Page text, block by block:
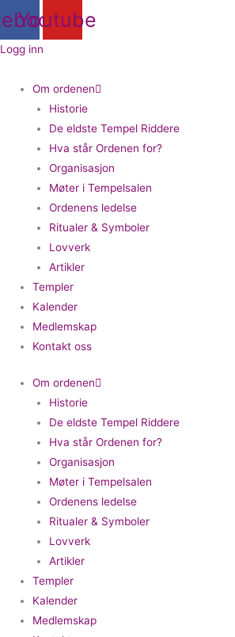
rett
til
Youtube
Logg inn
Om ordenen
Historie
De eldste Tempel Riddere
Hva står Ordenen for?
Organisasjon
Møter i Tempelsalen
Ordenens ledelse
Ritualer & Symboler
Lovverk
Artikler
Templer
Kalender
Medlemskap
Kontakt oss
Om ordenen
Historie
De eldste Tempel Riddere
Hva står Ordenen for?
Organisasjon
Møter i Tempelsalen
Ordenens ledelse
Ritualer & Symboler
Lovverk
Artikler
Templer
Kalender
Medlemskap